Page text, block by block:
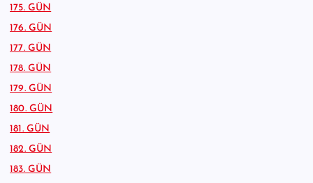
175. GÜN
176. GÜN
177. GÜN
178. GÜN
179. GÜN
180. GÜN
181. GÜN
182. GÜN
183. GÜN